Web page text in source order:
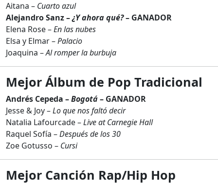
Aitana – Cuarto azul
Alejandro Sanz –¿Y ahora qué?– GANADOR
Elena Rose –En las nubes
Elsa y Elmar –Palacio
Joaquina –Al romper la burbuja
Mejor Álbum de Pop Tradicional
Andrés Cepeda –Bogotá– GANADOR
Jesse & Joy –Lo que nos faltó decir
Natalia Lafourcade –Live at Carnegie Hall
Raquel Sofía –Después de los 30
Zoe Gotusso – Cursi
Mejor Canción Rap/Hip Hop